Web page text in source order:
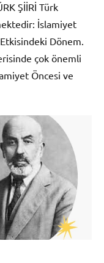
ŞİİRİ Türk
İslamiyet
Dönem.
çok önemli
Öncesi ve